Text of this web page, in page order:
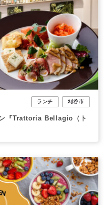
ランチ 刈谷市
『Trattoria Bellagio（ト